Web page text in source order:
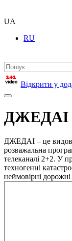
UA
RU
Відкрити у
ДЖЕДАІ
ДЖЕДАІ – це
розважальна
телеканалі 2+2. У
техногенні
неймовірні